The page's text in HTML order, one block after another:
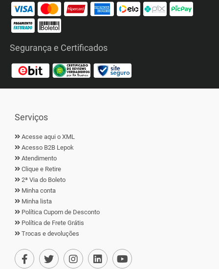
Segurança e Certificados
Serviços
Acesse aqui o XML
Acesso B2B Lepok
Atendimento
Clique e Retire
2ª Via do Boleto
Minha conta
Minha lista
Política Cupom de Desconto
Política de Frete Grátis
Trocas e devoluções